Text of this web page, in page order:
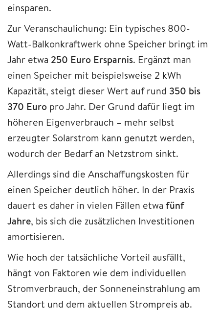
einsparen.
Zur Veranschaulichung: Ein typisches 800-
Watt-Balkonkraftwerk ohne Speicher bringt im
Jahr etwa 250 Euro Ersparnis. Ergänzt man
einen Speicher mit beispielsweise 2 kWh
Kapazität, steigt dieser Wert auf rund 350 bis
370 Euro pro Jahr. Der Grund dafür liegt im
höheren Eigenverbrauch – mehr selbst
erzeugter Solarstrom kann genutzt werden,
wodurch der Bedarf an Netzstrom sinkt.
Allerdings sind die Anschaffungskosten für
einen Speicher deutlich höher. In der Praxis
dauert es daher in vielen Fällen etwa fünf
Jahre, bis sich die zusätzlichen Investitionen
amortisieren.
Wie hoch der tatsächliche Vorteil ausfällt,
hängt von Faktoren wie dem individuellen
Stromverbrauch, der Sonneneinstrahlung am
Standort und dem aktuellen Strompreis ab.